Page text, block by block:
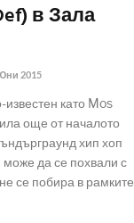
в Зала
2015
като Mos
още от началото
хип хоп
може да се похвали с
се побира в рамките